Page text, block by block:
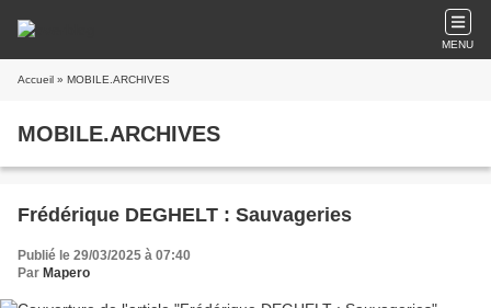
MENU
Accueil » MOBILE.ARCHIVES
MOBILE.ARCHIVES
Frédérique DEGHELT : Sauvageries
Publié le 29/03/2025 à 07:40
Par Mapero